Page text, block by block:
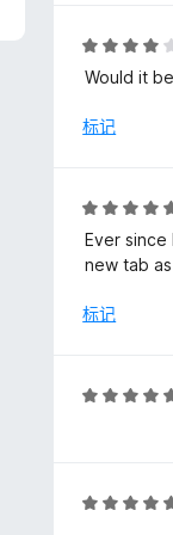
5
评
分
/
Would it
标记
评
分
5
5
Ever
new tab
标记
评
5
评